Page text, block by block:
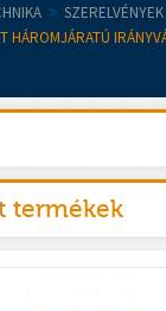
> SZERELVÉNYEK
HÁROMJÁRATÚ
termékek